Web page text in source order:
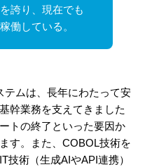
誇り、現在でも
働している。
ムは、長年にわたって安
幹業務を支えてきました
トの終了といった要因か
す。また、COBOL技術を
技術（生成AIやAPI連携）